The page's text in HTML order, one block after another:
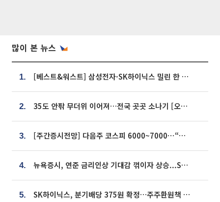
많이 본 뉴스
1. [베스트&워스트] 삼성전자·SK하이닉스 밀린 한 주…상상인증권은 85% 급등
2. 35도 안팎 무더위 이어져…전국 곳곳 소나기 [오늘 날씨]
3. [주간증시전망] 다음주 코스피 6000~7000⋯“外人 수급은 정책이 변수”
4. 뉴욕증시, 연준 금리인상 기대감 꺾이자 상승...S&P500 사상 최고치 [종합]
5. SK하이닉스, 분기배당 375원 확정…주주환원책 9월로 앞당겨 발표